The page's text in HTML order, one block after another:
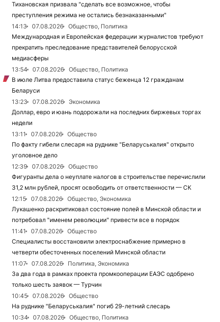
Тихановская призвала "сделать все возможное, чтобы
преступления режима не остались безнаказанными"
14:13
07.08.2026
Общество, Политика
Международная и Европейская федерации журналистов требуют
прекратить преследование представителей белорусской
медиасферы
13:54
07.08.2026
Общество, Политика
В июле Литва предоставила статус беженца 12 гражданам
Беларуси
13:23
07.08.2026
Экономика
Доллар, евро и юань подорожали на последних биржевых торгах
недели
13:11
07.08.2026
Общество
По факту гибели слесаря на руднике "Беларуськалия" открыто
уголовное дело
12:39
07.08.2026
Общество
Фигуранты дела о неуплате налогов в строительстве перечислили
31,2 млн рублей, просят освободить от ответственности — СК
12:15
07.08.2026
Общество, Экономика
Лукашенко раскритиковал состояние полей в Минской области и
потребовал "именем революции" привести все в порядок
11:41
07.08.2026
Общество
Специалисты восстановили электроснабжение примерно в
четверти обесточенных поселений Минской области
11:07
07.08.2026
Политика, Экономика
За два года в рамках проекта промкооперации ЕАЭС одобрено
только шесть заявок — Турчин
10:45
07.08.2026
Общество
На руднике "Беларуськалия" погиб 29-летний слесарь
10:34
07.08.2026
Общество, Политика